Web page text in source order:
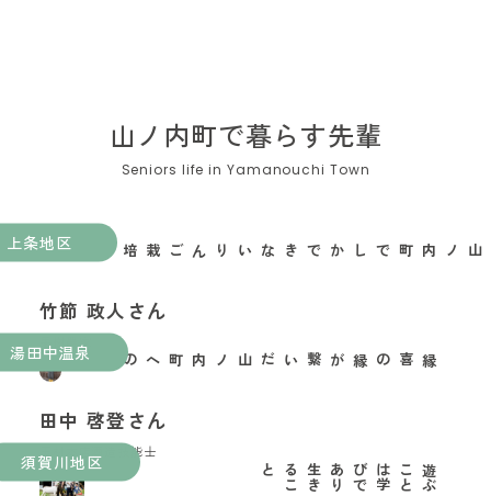
山ノ内町で暮らす先輩
上条地区
山ノ内町でしかできないりんご栽培がある
竹節 政人さん
果樹農家
湯田中温泉
縁喜の縁が繋いだ山ノ内町への移住
田中 啓登さん
玉村本店酒造技能士
須賀川地区
遊
ぶ
こ
と
は
学
び
で
あ
り
生
き
る
こ
と